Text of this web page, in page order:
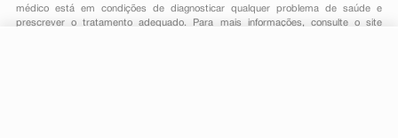
médico está em condições de diagnosticar qualquer problema de saúde e
prescrever o tratamento adequado. Para mais informações, consulte o site